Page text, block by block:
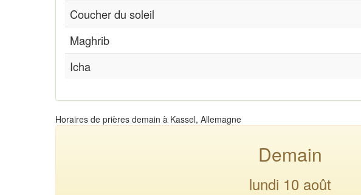
Coucher du soleil
Maghrib
Icha
Horaires de prières demain à Kassel, Allemagne
Demain
lundi 10 août